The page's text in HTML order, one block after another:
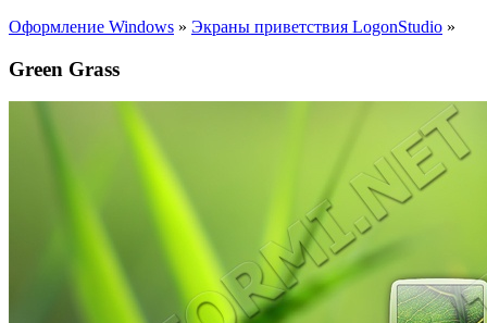
Оформление Windows » Экраны приветствия LogonStudio »
Green Grass